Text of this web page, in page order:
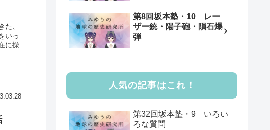
た、
いっ
に操
第8回坂本塾・10 レー
ザー銃・陽子砲・隕石爆
弾
人気の記事はこれ！
第32回坂本塾・9 いろい
ろな質問